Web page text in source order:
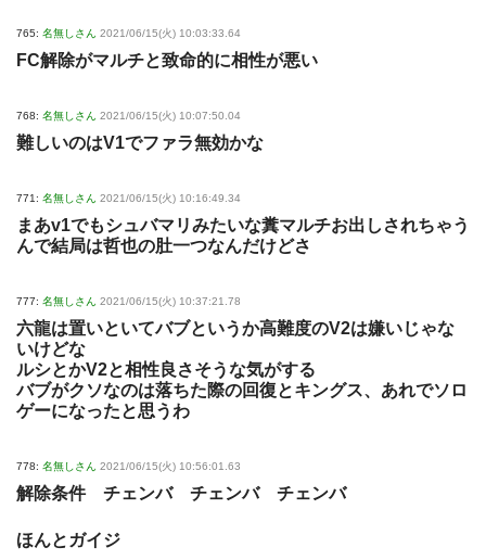
765: 名無しさん 2021/06/15(火) 10:03:33.64
FC解除がマルチと致命的に相性が悪い
768: 名無しさん 2021/06/15(火) 10:07:50.04
難しいのはV1でファラ無効かな
771: 名無しさん 2021/06/15(火) 10:16:49.34
まあv1でもシュバマリみたいな糞マルチお出しされちゃう
んで結局は哲也の肚一つなんだけどさ
777: 名無しさん 2021/06/15(火) 10:37:21.78
六龍は置いといてバブというか高難度のV2は嫌いじゃな
いけどな
ルシとかV2と相性良さそうな気がする
バブがクソなのは落ちた際の回復とキングス、あれでソロ
ゲーになったと思うわ
778: 名無しさん 2021/06/15(火) 10:56:01.63
解除条件 チェンバ チェンバ チェンバ
ほんとガイジ